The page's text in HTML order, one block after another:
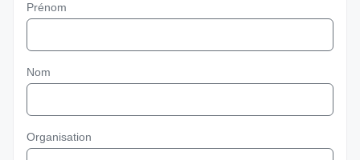
Prénom
Nom
Organisation